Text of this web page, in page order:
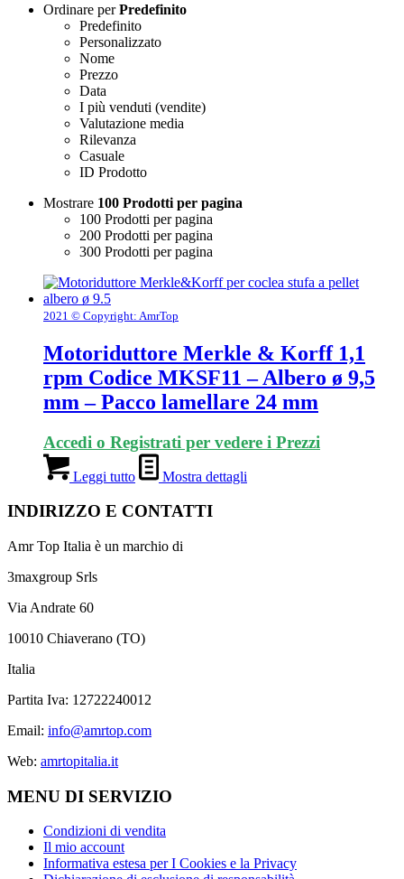
Ordinare perPredefinito
Predefinito
Personalizzato
Nome
Prezzo
Data
I più venduti (vendite)
Valutazione media
Rilevanza
Casuale
ID Prodotto
Mostrare 100 Prodotti per pagina
100 Prodotti per pagina
200 Prodotti per pagina
300 Prodotti per pagina
2021 © Copyright: AmrTop
Motoriduttore Merkle & Korff 1,1
rpm Codice MKSF11 – Albero ø 9,5
mm – Pacco lamellare 24 mm
Accedi o Registrati per vedere i Prezzi
Leggi tutto Mostra dettagli
INDIRIZZO E CONTATTI
Amr Top Italia è un marchio di
3maxgroup Srls
Via Andrate 60
10010 Chiaverano (TO)
Italia
Partita Iva: 12722240012
Email: info@amrtop.com
Web: amrtopitalia.it
MENU DI SERVIZIO
Condizioni di vendita
Il mio account
Informativa estesa per I Cookies e la Privacy